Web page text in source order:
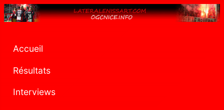
Accueil
Résultats
Interviews